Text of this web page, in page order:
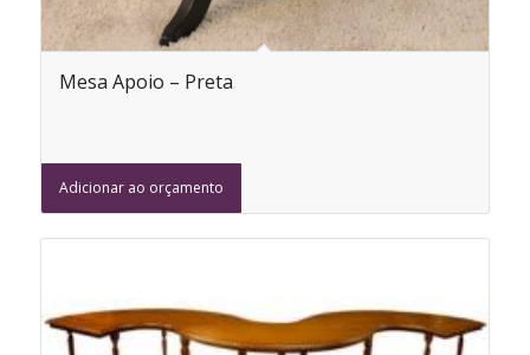
Mesa Apoio – Preta
Adicionar ao orçamento